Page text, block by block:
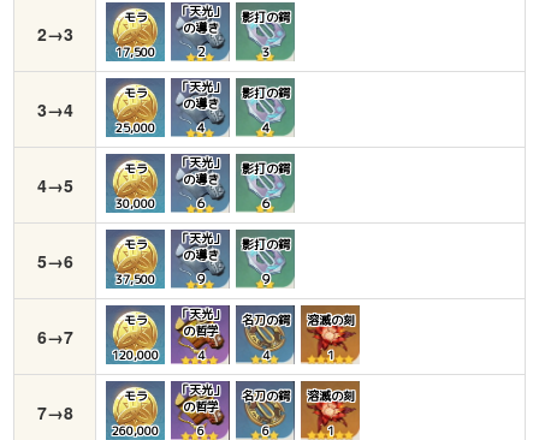
2→3
モラ
17,500
「天光」
の導き
２
影打の鍔
３
3→4
モラ
25,000
「天光」
の導き
４
影打の鍔
４
4→5
モラ
30,000
「天光」
の導き
６
影打の鍔
６
5→6
モラ
37,500
「天光」
の導き
９
影打の鍔
９
6→7
モラ
120,000
「天光」
の哲学
4
名刀の鍔
4
溶滅の刻
1
7→8
モラ
260,000
「天光」
の哲学
6
名刀の鍔
6
溶滅の刻
1